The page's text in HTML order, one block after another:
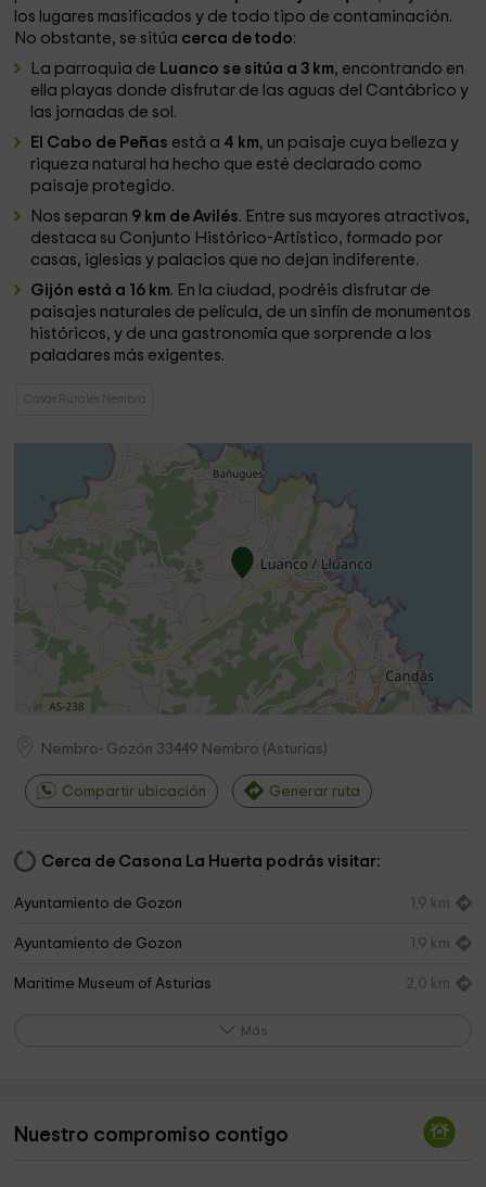
los lugares masificados y de todo tipo de contaminación.
No obstante, se sitúa cerca de todo:
La parroquia de Luanco se sitúa a 3 km, encontrando en
ella playas donde disfrutar de las aguas del Cantábrico y
las jornadas de sol.
El Cabo de Peñas está a 4 km, un paisaje cuya belleza y
riqueza natural ha hecho que esté declarado como
paisaje protegido.
Nos separan 9 km de Avilés. Entre sus mayores atractivos,
destaca su Conjunto Histórico-Artístico, formado por
casas, iglesias y palacios que no dejan indiferente.
Gijón está a 16 km. En la ciudad, podréis disfrutar de
paisajes naturales de película, de un sinfín de monumentos
históricos, y de una gastronomía que sorprende a los
paladares más exigentes.
Casas Rurales Nembro
Nembro- Gozón 33449 Nembro (Asturias)
Compartir ubicación Generar ruta
Cerca de Casona La Huerta podrás visitar:
Ayuntamiento de Gozon 1,9 km
Ayuntamiento de Gozon 1,9 km
Maritime Museum of Asturias 2,0 km
Iglesia de San Jorge de Manzaneda 4,8 km
Más
Nuestro compromiso contigo